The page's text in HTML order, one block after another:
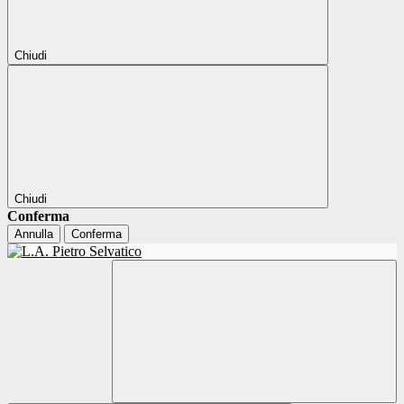
Chiudi
Chiudi
Conferma
Annulla Conferma